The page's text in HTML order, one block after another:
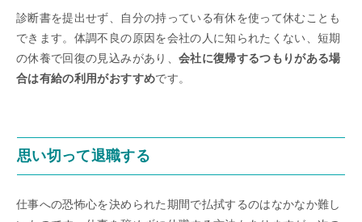
診断書を提出せず、自分の持っている有休を使って休むことも
できます。体調不良の原因を会社の人に知られたくない、短期
の休養で回復の見込みがあり、 会社に復帰するつもりがある場
合は有給の利用がおすすめです。
思い切って退職する
仕事への恐怖心を決められた期間で払拭するのはなかなか難し